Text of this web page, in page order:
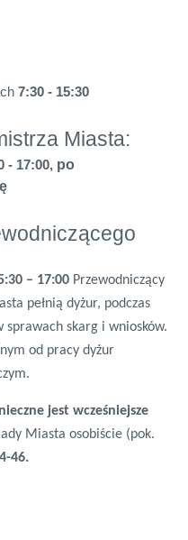
7:30 - 15:30
Miasta:
- 17:00, po
– 17:00 Przewodniczący
pełnią dyżur, podczas
skarg i wniosków.
od pracy dyżur
jest wcześniejsze
Miasta osobiście (pok.
46.